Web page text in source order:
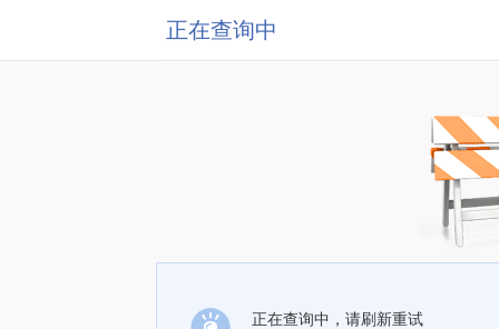
正在查询中
正在查询中，请刷新重试